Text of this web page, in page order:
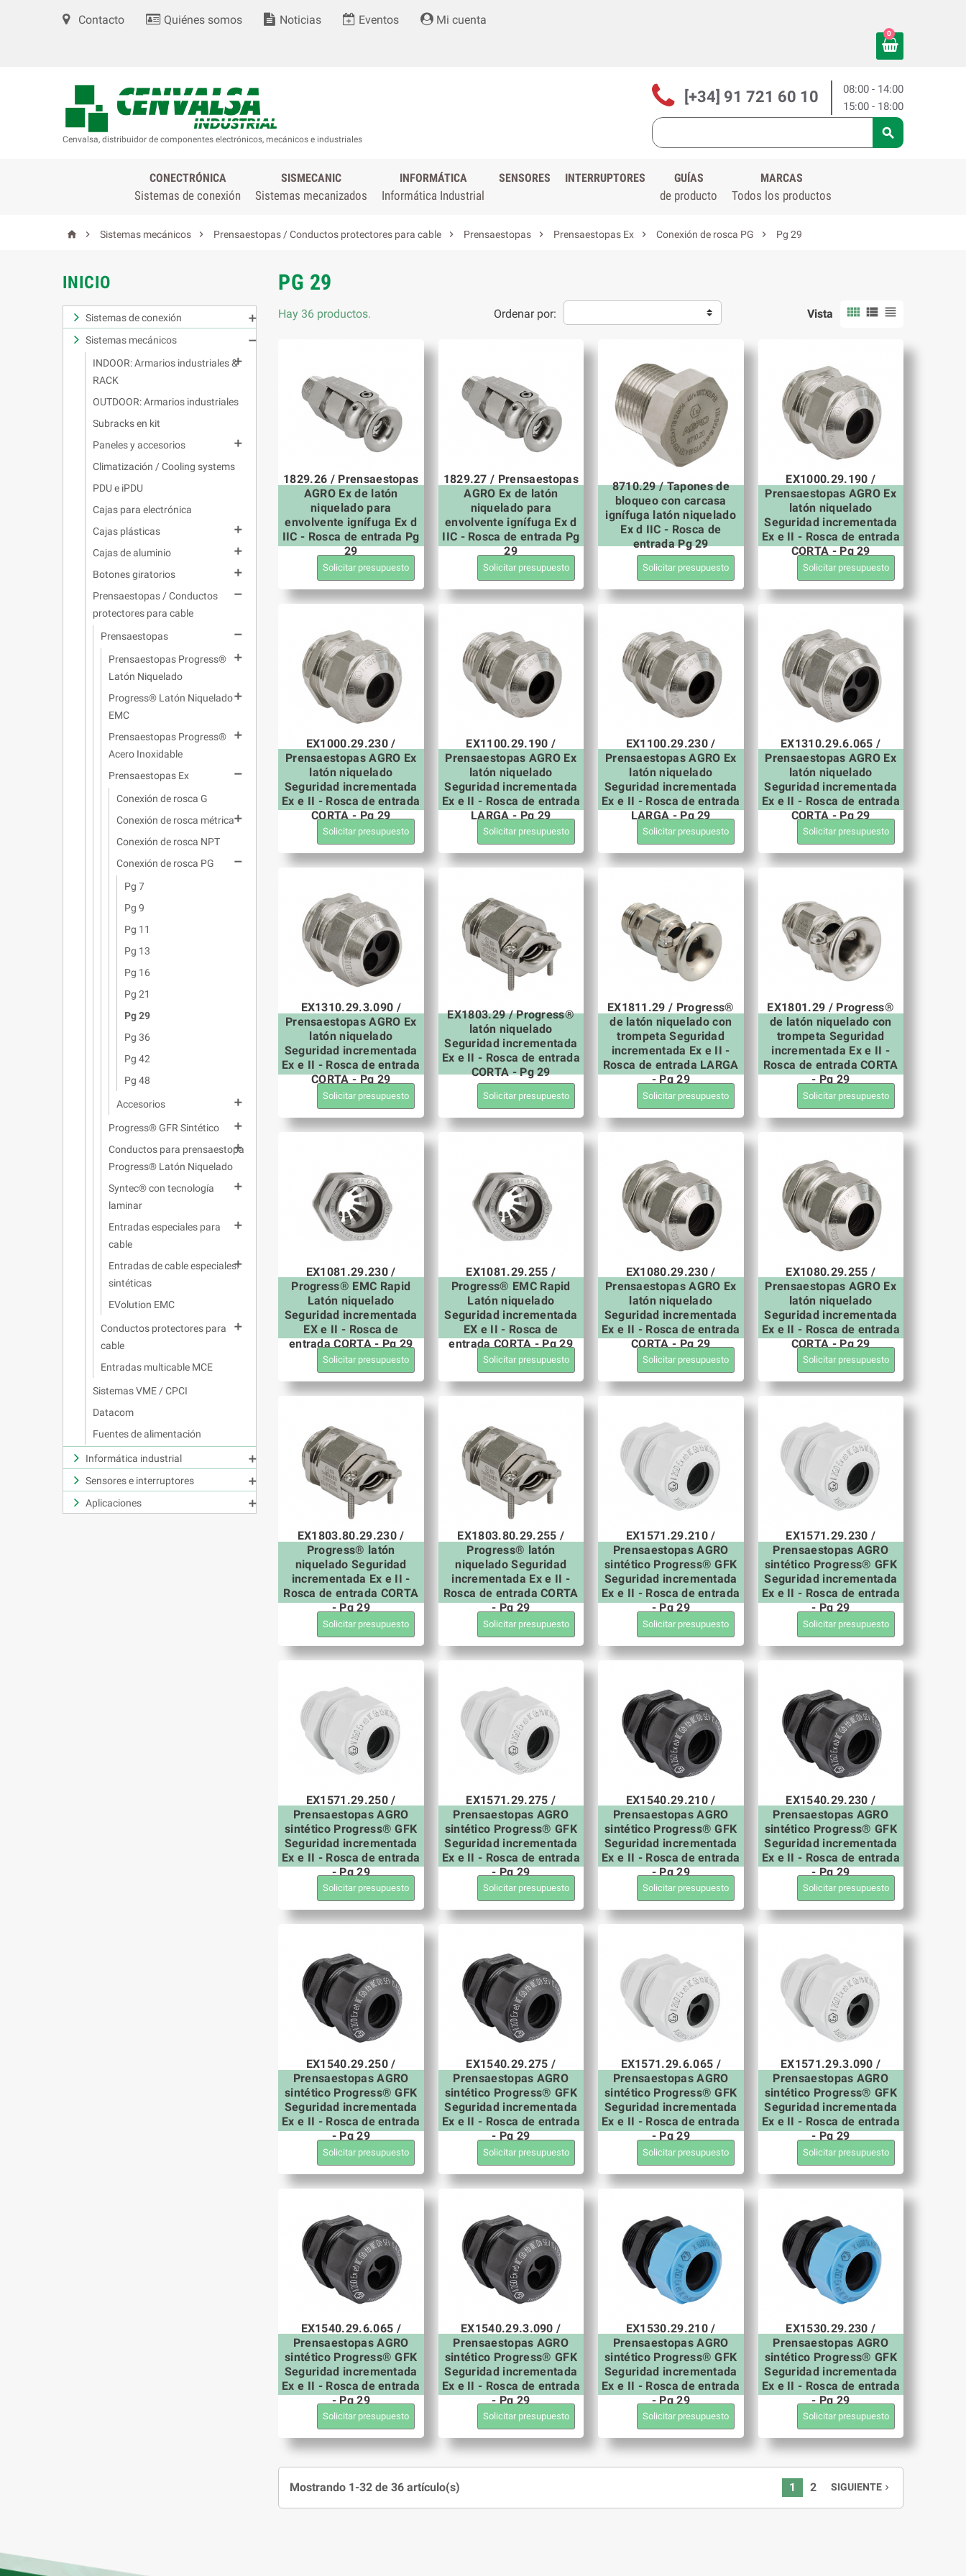
Contacto Quiénes somos Noticias Eventos Mi cuenta
0
Cenvalsa, distribuidor de componentes electrónicos, mecánicos e industriales
08:00 - 14:00
15:00 - 18:00
[+34] 91 721 60 10

CONECTRÓNICA
Sistemas de conexión
SISMECANIC
Sistemas mecanizados
INFORMÁTICA
Informática Industrial
SENSORES INTERRUPTORES GUÍAS
de producto
MARCAS
Todos los productos
  Sistemas mecánicos  Prensaestopas / Conductos protectores para cable  Prensaestopas  Prensaestopas Ex  Conexión de rosca PG  Pg 29
INICIO
Sistemas de conexión

Sistemas mecánicos

INDOOR: Armarios industriales &
RACK

OUTDOOR: Armarios industriales
Subracks en kit
Paneles y accesorios

Climatización / Cooling systems
PDU e iPDU
Cajas para electrónica
Cajas plásticas

Cajas de aluminio

Botones giratorios

Prensaestopas / Conductos
protectores para cable

Prensaestopas 
Prensaestopas Progress®
Latón Niquelado

Progress® Latón Niquelado
EMC

Prensaestopas Progress®
Acero Inoxidable

Prensaestopas Ex 
Conexión de rosca G
Conexión de rosca métrica
Conexión de rosca NPT
Conexión de rosca PG

Pg 7
Pg 9
Pg 11
Pg 13
Pg 16
Pg 21
Pg 29
Pg 36
Pg 42
Pg 48
Accesorios 
Progress® GFR Sintético

Conductos para prensaestopa
Progress® Latón Niquelado

Syntec® con tecnología
laminar

Entradas especiales para
cable

Entradas de cable especiales:
sintéticas

EVolution EMC
Conductos protectores para
cable

Entradas multicable MCE
Sistemas VME / CPCI
Datacom
Fuentes de alimentación
Informática industrial

Sensores e interruptores

Aplicaciones

PG 29
Hay 36 productos. Ordenar por: Vista   
1829.26 / Prensaestopas
AGRO Ex de latón
niquelado para
envolvente ignífuga Ex d
IIC - Rosca de entrada Pg
29
Solicitar presupuesto
1829.27 / Prensaestopas
AGRO Ex de latón
niquelado para
envolvente ignífuga Ex d
IIC - Rosca de entrada Pg
29
Solicitar presupuesto
8710.29 / Tapones de
bloqueo con carcasa
ignífuga latón niquelado
Ex d IIC - Rosca de
entrada Pg 29
Solicitar presupuesto
EX1000.29.190 /
Prensaestopas AGRO Ex
latón niquelado
Seguridad incrementada
Ex e II - Rosca de entrada
CORTA - Pg 29
Solicitar presupuesto
EX1000.29.230 /
Prensaestopas AGRO Ex
latón niquelado
Seguridad incrementada
Ex e II - Rosca de entrada
CORTA - Pg 29
Solicitar presupuesto
EX1100.29.190 /
Prensaestopas AGRO Ex
latón niquelado
Seguridad incrementada
Ex e II - Rosca de entrada
LARGA - Pg 29
Solicitar presupuesto
EX1100.29.230 /
Prensaestopas AGRO Ex
latón niquelado
Seguridad incrementada
Ex e II - Rosca de entrada
LARGA - Pg 29
Solicitar presupuesto
EX1310.29.6.065 /
Prensaestopas AGRO Ex
latón niquelado
Seguridad incrementada
Ex e II - Rosca de entrada
CORTA - Pg 29
Solicitar presupuesto
EX1310.29.3.090 /
Prensaestopas AGRO Ex
latón niquelado
Seguridad incrementada
Ex e II - Rosca de entrada
CORTA - Pg 29
Solicitar presupuesto
EX1803.29 / Progress®
latón niquelado
Seguridad incrementada
Ex e II - Rosca de entrada
CORTA - Pg 29
Solicitar presupuesto
EX1811.29 / Progress®
de latón niquelado con
trompeta Seguridad
incrementada Ex e II -
Rosca de entrada LARGA
- Pg 29
Solicitar presupuesto
EX1801.29 / Progress®
de latón niquelado con
trompeta Seguridad
incrementada Ex e II -
Rosca de entrada CORTA
- Pg 29
Solicitar presupuesto
EX1081.29.230 /
Progress® EMC Rapid
Latón niquelado
Seguridad incrementada
EX e II - Rosca de
entrada CORTA - Pg 29
Solicitar presupuesto
EX1081.29.255 /
Progress® EMC Rapid
Latón niquelado
Seguridad incrementada
EX e II - Rosca de
entrada CORTA - Pg 29
Solicitar presupuesto
EX1080.29.230 /
Prensaestopas AGRO Ex
latón niquelado
Seguridad incrementada
Ex e II - Rosca de entrada
CORTA - Pg 29
Solicitar presupuesto
EX1080.29.255 /
Prensaestopas AGRO Ex
latón niquelado
Seguridad incrementada
Ex e II - Rosca de entrada
CORTA - Pg 29
Solicitar presupuesto
EX1803.80.29.230 /
Progress® latón
niquelado Seguridad
incrementada Ex e II -
Rosca de entrada CORTA
- Pg 29
Solicitar presupuesto
EX1803.80.29.255 /
Progress® latón
niquelado Seguridad
incrementada Ex e II -
Rosca de entrada CORTA
- Pg 29
Solicitar presupuesto
EX1571.29.210 /
Prensaestopas AGRO
sintético Progress® GFK
Seguridad incrementada
Ex e II - Rosca de entrada
- Pg 29
Solicitar presupuesto
EX1571.29.230 /
Prensaestopas AGRO
sintético Progress® GFK
Seguridad incrementada
Ex e II - Rosca de entrada
- Pg 29
Solicitar presupuesto
EX1571.29.250 /
Prensaestopas AGRO
sintético Progress® GFK
Seguridad incrementada
Ex e II - Rosca de entrada
- Pg 29
Solicitar presupuesto
EX1571.29.275 /
Prensaestopas AGRO
sintético Progress® GFK
Seguridad incrementada
Ex e II - Rosca de entrada
- Pg 29
Solicitar presupuesto
EX1540.29.210 /
Prensaestopas AGRO
sintético Progress® GFK
Seguridad incrementada
Ex e II - Rosca de entrada
- Pg 29
Solicitar presupuesto
EX1540.29.230 /
Prensaestopas AGRO
sintético Progress® GFK
Seguridad incrementada
Ex e II - Rosca de entrada
- Pg 29
Solicitar presupuesto
EX1540.29.250 /
Prensaestopas AGRO
sintético Progress® GFK
Seguridad incrementada
Ex e II - Rosca de entrada
- Pg 29
Solicitar presupuesto
EX1540.29.275 /
Prensaestopas AGRO
sintético Progress® GFK
Seguridad incrementada
Ex e II - Rosca de entrada
- Pg 29
Solicitar presupuesto
EX1571.29.6.065 /
Prensaestopas AGRO
sintético Progress® GFK
Seguridad incrementada
Ex e II - Rosca de entrada
- Pg 29
Solicitar presupuesto
EX1571.29.3.090 /
Prensaestopas AGRO
sintético Progress® GFK
Seguridad incrementada
Ex e II - Rosca de entrada
- Pg 29
Solicitar presupuesto
EX1540.29.6.065 /
Prensaestopas AGRO
sintético Progress® GFK
Seguridad incrementada
Ex e II - Rosca de entrada
- Pg 29
Solicitar presupuesto
EX1540.29.3.090 /
Prensaestopas AGRO
sintético Progress® GFK
Seguridad incrementada
Ex e II - Rosca de entrada
- Pg 29
Solicitar presupuesto
EX1530.29.210 /
Prensaestopas AGRO
sintético Progress® GFK
Seguridad incrementada
Ex e II - Rosca de entrada
- Pg 29
Solicitar presupuesto
EX1530.29.230 /
Prensaestopas AGRO
sintético Progress® GFK
Seguridad incrementada
Ex e II - Rosca de entrada
- Pg 29
Solicitar presupuesto
Mostrando 1-32 de 36 artículo(s) 1 2 SIGUIENTE